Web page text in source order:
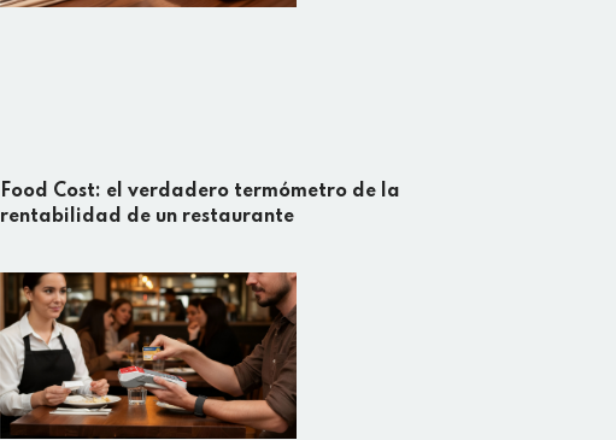
Food Cost: el verdadero termómetro de la
rentabilidad de un restaurante